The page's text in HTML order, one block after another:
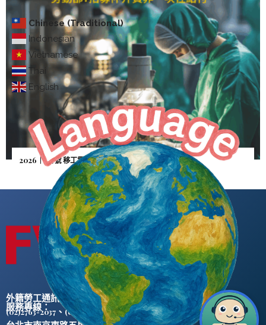
Chinese (Traditional)
Indonesian
Vietnamese
Thai
English
2026｜5月號 移工零付費—雇主憂逃逸「人財兩失」
外籍勞工通訊社版權所有 ©
服務專線：
(02)2763-2037 、(02)2765-0906